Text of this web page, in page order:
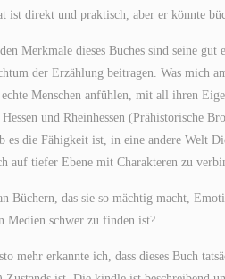
ist direkt und praktisch, aber er könnte
Merkmale dieses Buches sind seine
der Erzählung beitragen. Was mich
Menschen anfühlen, mit all ihren
und Rheinhessen (Prähistorische
es die Fähigkeit ist, in eine andere Welt
auf tiefer Ebene mit Charakteren zu
Büchern, das sie so mächtig macht,
Medien schwer zu finden ist?
mehr erkannte ich, dass dieses Buch